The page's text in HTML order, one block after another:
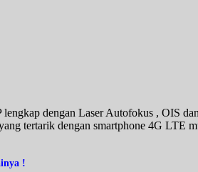
dengan Laser Autofokus , OIS
tertarik dengan smartphone 4G LTE
!